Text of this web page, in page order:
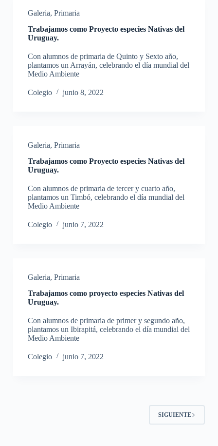
Galeria, Primaria
Trabajamos como Proyecto especies Nativas del
Uruguay.
Con alumnos de primaria de Quinto y Sexto año,
plantamos un Arrayán, celebrando el día mundial del
Medio Ambiente
Colegio junio 8, 2022
Galeria, Primaria
Trabajamos como Proyecto especies Nativas del
Uruguay.
Con alumnos de primaria de tercer y cuarto año,
plantamos un Timbó, celebrando el día mundial del
Medio Ambiente
Colegio junio 7, 2022
Galeria, Primaria
Trabajamos como proyecto especies Nativas del
Uruguay.
Con alumnos de primaria de primer y segundo año,
plantamos un Ibirapitá, celebrando el día mundial del
Medio Ambiente
Colegio junio 7, 2022
SIGUIENTE